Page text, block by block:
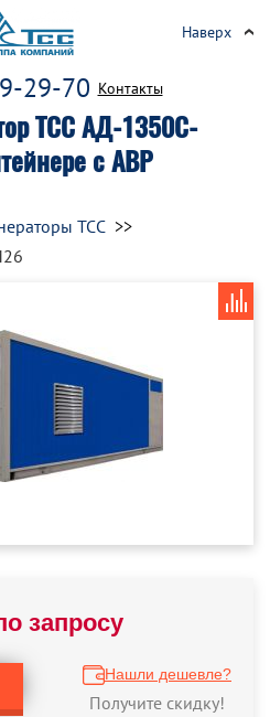
ТСС АД-1350С-
с АВР
29-70 Контакты
Наверх
ТСС
запросу
Нашли дешевле?
Получите скидку!